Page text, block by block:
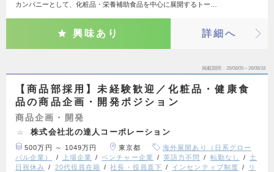
カンパニーとして、化粧品・栄養補助食品を中心に展開するトー…
興味あり 詳細へ
掲載期間 26/08/05～26/08/18
【商品部採用】未経験歓迎／化粧品・健康食
品の商品企画・開発ポジション
商品企画・開発
株式会社北の達人コーポレーション
500万円 ～ 1049万円 東京都
海外展開あり（日系グロー
バル企業）
上場企業 ベンチャー企業 英語力不問 転勤なし
土
日祝休み
20代役員在籍 社長・役員直下 インセンティブ制度
リ